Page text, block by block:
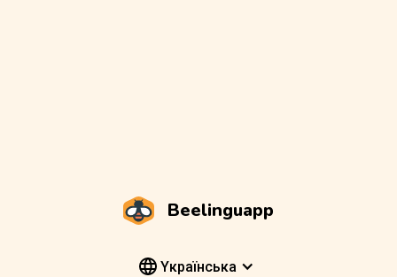
Beelinguapp
Yкраїнська